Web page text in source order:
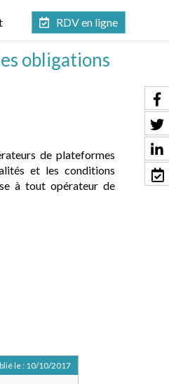
RDV en ligne
obligations
de plateformes
et les conditions
à tout opérateur de
le : 10/10/2017